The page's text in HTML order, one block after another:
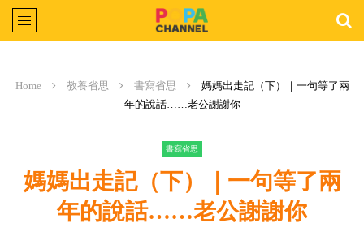
Home 教養省思 書寫省思
媽媽出走記（下）｜一句等了兩
年的說話……老公謝謝你
書寫省思
媽媽出走記（下）｜一句等了兩
年的說話……老公謝謝你